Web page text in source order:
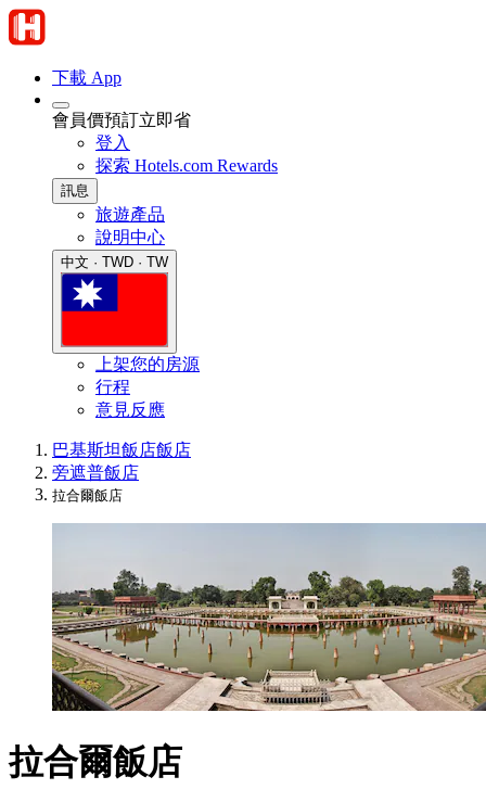
下載 App
會員價預訂立即省
登入
探索 Hotels.com Rewards
訊息
旅遊產品
說明中心
中文 · TWD · TW
上架您的房源
行程
意見反應
巴基斯坦飯店飯店
旁遮普飯店
拉合爾飯店
拉合爾飯店